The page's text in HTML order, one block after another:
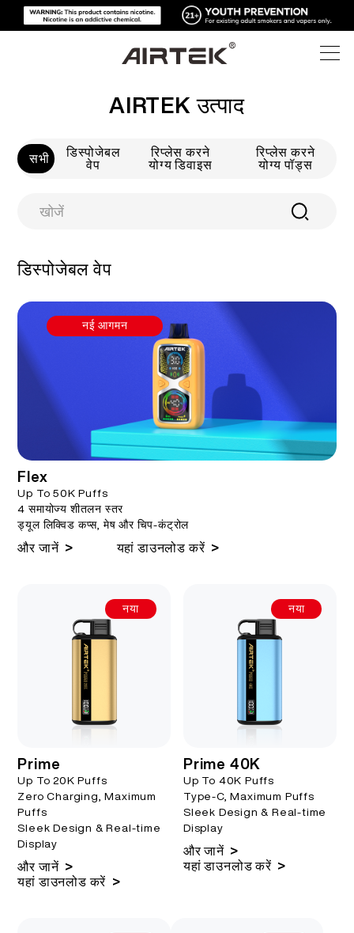
सभी
डिस्पोजेबल वेप
रिप्लेस करने योग्य पॉड्स
ऑनलाइन स्टोर
ऑनलाइन स्टोर
उच्च तकनीक
मीडिया किट्स
अक्सर पूछे जाने वाले प्रश्न
हमारे बारे में
Español
Русский
AIRTEK उत्पाद
सभी
डिस्पोजेबल
वेप
रिप्लेस करने
योग्य डिवाइस
रिप्लेस करने
योग्य पॉड्स
डिस्पोजेबल वेप
नई आगमन
Flex
Up To 50K Puffs
4 समायोज्य शीतलन स्तर
ड्यूल लिक्विड कप्स, मेष और चिप-कंट्रोल
और जानें > यहां डाउनलोड करें >
नया
Prime
Up To 20K Puffs
Zero Charging, Maximum
Puffs
Sleek Design & Real-time
Display
और जानें >
यहां डाउनलोड करें >
नया
Prime 40K
Up To 40K Puffs
Type-C, Maximum Puffs
Sleek Design & Real-time
Display
और जानें >
यहां डाउनलोड करें >